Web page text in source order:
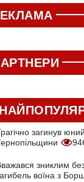
загинув
зниклим
воїна з